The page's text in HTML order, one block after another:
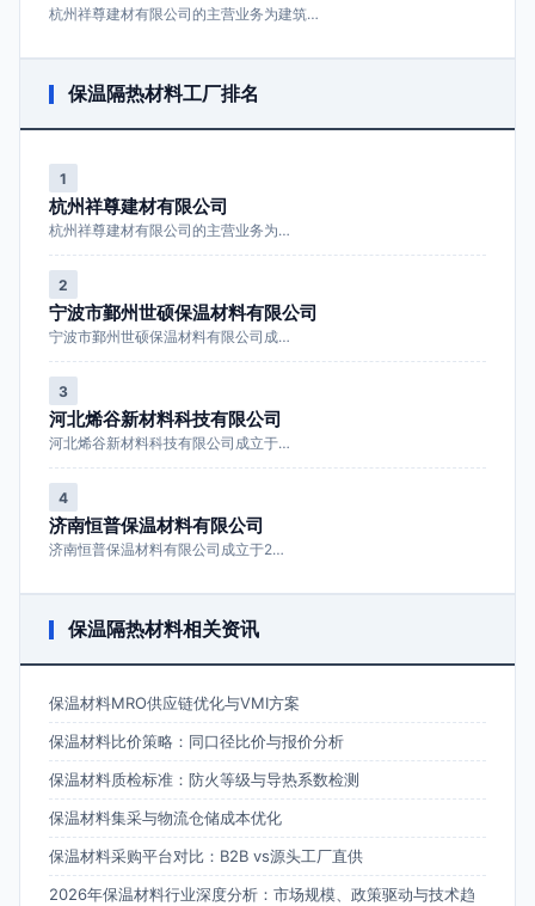
杭州祥尊建材有限公司的主营业务为建筑…
保温隔热材料工厂排名
1
杭州祥尊建材有限公司
杭州祥尊建材有限公司的主营业务为…
2
宁波市鄞州世硕保温材料有限公司
宁波市鄞州世硕保温材料有限公司成…
3
河北烯谷新材料科技有限公司
河北烯谷新材料科技有限公司成立于…
4
济南恒普保温材料有限公司
济南恒普保温材料有限公司成立于2…
保温隔热材料相关资讯
保温材料MRO供应链优化与VMI方案
保温材料比价策略：同口径比价与报价分析
保温材料质检标准：防火等级与导热系数检测
保温材料集采与物流仓储成本优化
保温材料采购平台对比：B2B vs源头工厂直供
2026年保温材料行业深度分析：市场规模、政策驱动与技术趋